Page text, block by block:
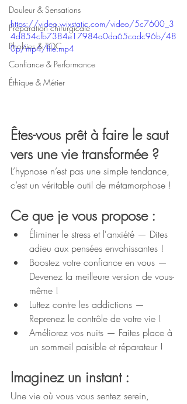
Douleur & Sensations
Préparation chirurgicale
Phobies & TOC
Confiance & Performance
Éthique & Métier
https://video.wixstatic.com/video/5c7600_3
4d854cfb7384e17984a0da65cadc96b/48
0p/mp4/file.mp4
Êtes-vous prêt à faire le saut
vers une vie transformée ?
L’hypnose n’est pas une simple tendance,
c’est un véritable outil de métamorphose !
Ce que je vous propose :
Éliminer le stress et l'anxiété — Dites
adieu aux pensées envahissantes !
Boostez votre confiance en vous —
Devenez la meilleure version de vous-
même !
Luttez contre les addictions —
Reprenez le contrôle de votre vie !
Améliorez vos nuits — Faites place à
un sommeil paisible et réparateur !
Imaginez un instant :
Une vie où vous vous sentez serein,